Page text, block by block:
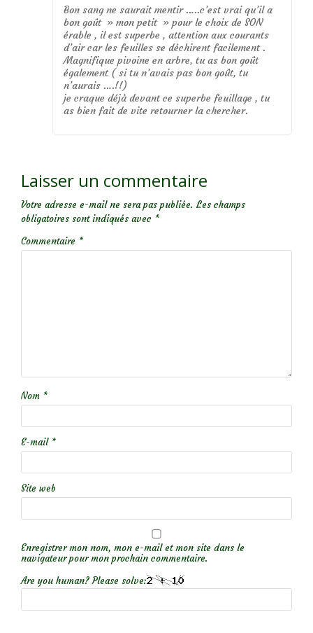
Bon sang ne saurait mentir …..c’est vrai qu’il a
bon goût » mon petit » pour le choix de SON
érable , il est superbe , attention aux courants
d’air car les feuilles se déchirent facilement .
Magnifique pivoine en arbre, tu as bon goût
également ( si tu n’avais pas bon goût, tu
n’aurais ….!!)
je craque déjà devant ce superbe feuillage , tu
as bien fait de vite retourner la chercher.
Laisser un commentaire
Votre adresse e-mail ne sera pas publiée. Les champs
obligatoires sont indiqués avec *
Commentaire *
Nom *
E-mail *
Site web
Enregistrer mon nom, mon e-mail et mon site dans le
navigateur pour mon prochain commentaire.
Are you human? Please solve: